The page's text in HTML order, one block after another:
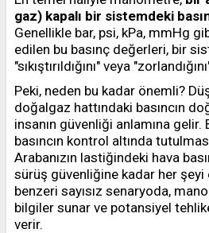
gaz) kapalı bir sistemdeki
Genellikle bar, psi, kPa, mmHg
edilen bu basınç değerleri, bir
"sıkıştırıldığını" veya
Peki, neden bu kadar önemli?
doğalgaz hattındaki basıncın
insanın güvenliği anlamına gelir.
basıncın kontrol altında
Arabanızın lastiğindeki hava
sürüş güvenliğine kadar her şeyi
benzeri sayısız senaryoda,
bilgiler sunar ve potansiyel
verir.